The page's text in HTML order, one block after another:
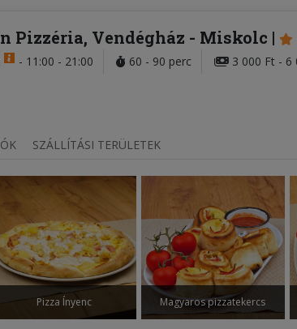
Pizzéria, Vendégház - Miskolc
- 11:00 - 21:00 60 - 90 perc 3 000 Ft - 6
SZÁLLÍTÁSI TERÜLETEK
Pizza Ínyenc Magyaros pizzatekercs